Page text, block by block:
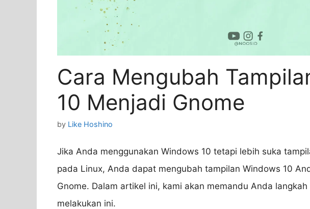
Cara Mengubah
10 Menjadi Gnome
by Like Hoshino
Jika Anda menggunakan Windows 10 tetapi lebih suka
pada Linux, Anda dapat mengubah tampilan Windows 10
Gnome. Dalam artikel ini, kami akan memandu Anda
melakukan ini.